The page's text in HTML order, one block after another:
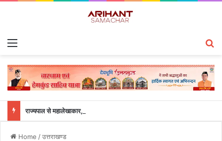
राज्यपाल से महालेखाकार, लेखापरीक्षा उत्तराखंड संजीव कुमार ने की शिष्टाचार भेंट
Home /उत्तराखण्ड